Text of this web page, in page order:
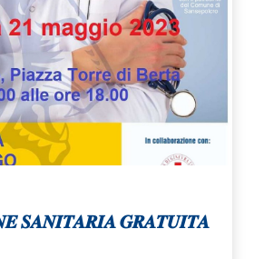
𝑺𝑨𝑵𝑰𝑻𝑨𝑹𝑰𝑨 𝑮𝑹𝑨𝑻𝑼𝑰𝑻𝑨